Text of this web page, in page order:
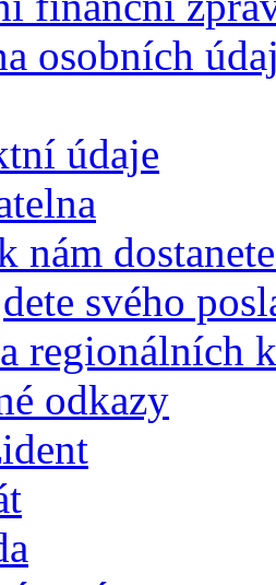
osobních
údaje
nám
svého
regionálních
odkazy